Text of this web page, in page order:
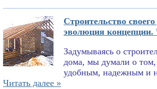
Строительство
эволюция концепции.
Задумываясь о
дома, мы думали о том,
удобным, надежным и
Читать далее »